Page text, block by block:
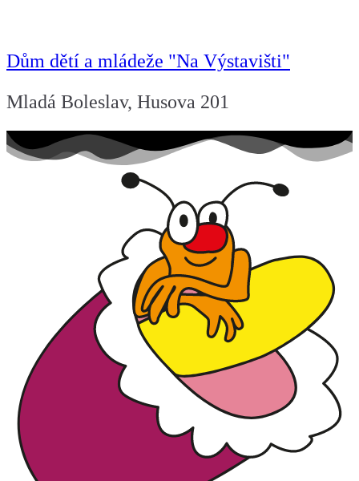
Dům dětí a mládeže "Na Výstavišti"
Mladá Boleslav, Husova 201